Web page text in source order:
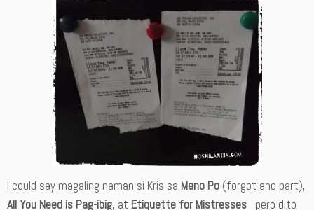
I could say magaling naman si Kris sa Mano Po (forgot ano part),
All You Need is Pag-ibig, at Etiquette for Mistresses pero dito